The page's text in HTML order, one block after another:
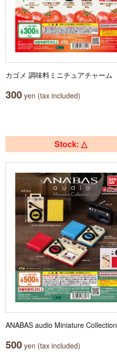
カゴメ 調味料ミニチュアチャーム
300 yen (tax included)
Stock: △
ANABAS audio Miniature Collection
500 yen (tax included)